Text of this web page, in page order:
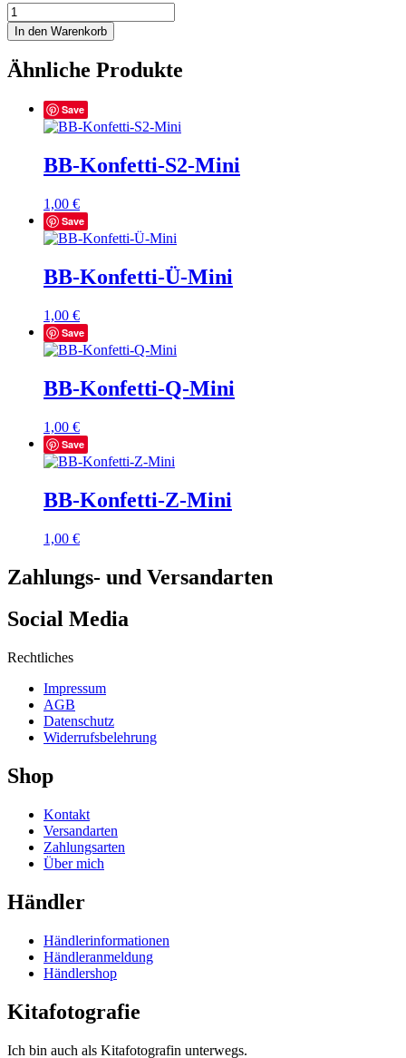
BB-
Konfetti-
D2-
Mini
Menge
In den Warenkorb
Ähnliche Produkte
Save
BB-Konfetti-S2-Mini
1,00 €
Save
BB-Konfetti-Ü-Mini
1,00 €
Save
BB-Konfetti-Q-Mini
1,00 €
Save
BB-Konfetti-Z-Mini
1,00 €
Zahlungs- und Versandarten
Social Media
Rechtliches
Impressum
AGB
Datenschutz
Widerrufsbelehrung
Shop
Kontakt
Versandarten
Zahlungsarten
Über mich
Händler
Händlerinformationen
Händleranmeldung
Händlershop
Kitafotografie
Ich bin auch als Kitafotografin unterwegs.